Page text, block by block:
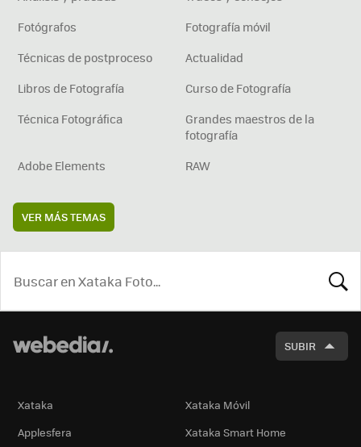
Fotógrafos
Fotografía móvil
Técnicas de postproceso
Actualidad
Libros de Fotografía
Curso de Fotografía
Técnica Fotográfica
Grandes maestros de la
fotografía
Adobe Elements
RAW
VER MÁS TEMAS
SUBIR
Xataka
Xataka Móvil
Applesfera
Xataka Smart Home